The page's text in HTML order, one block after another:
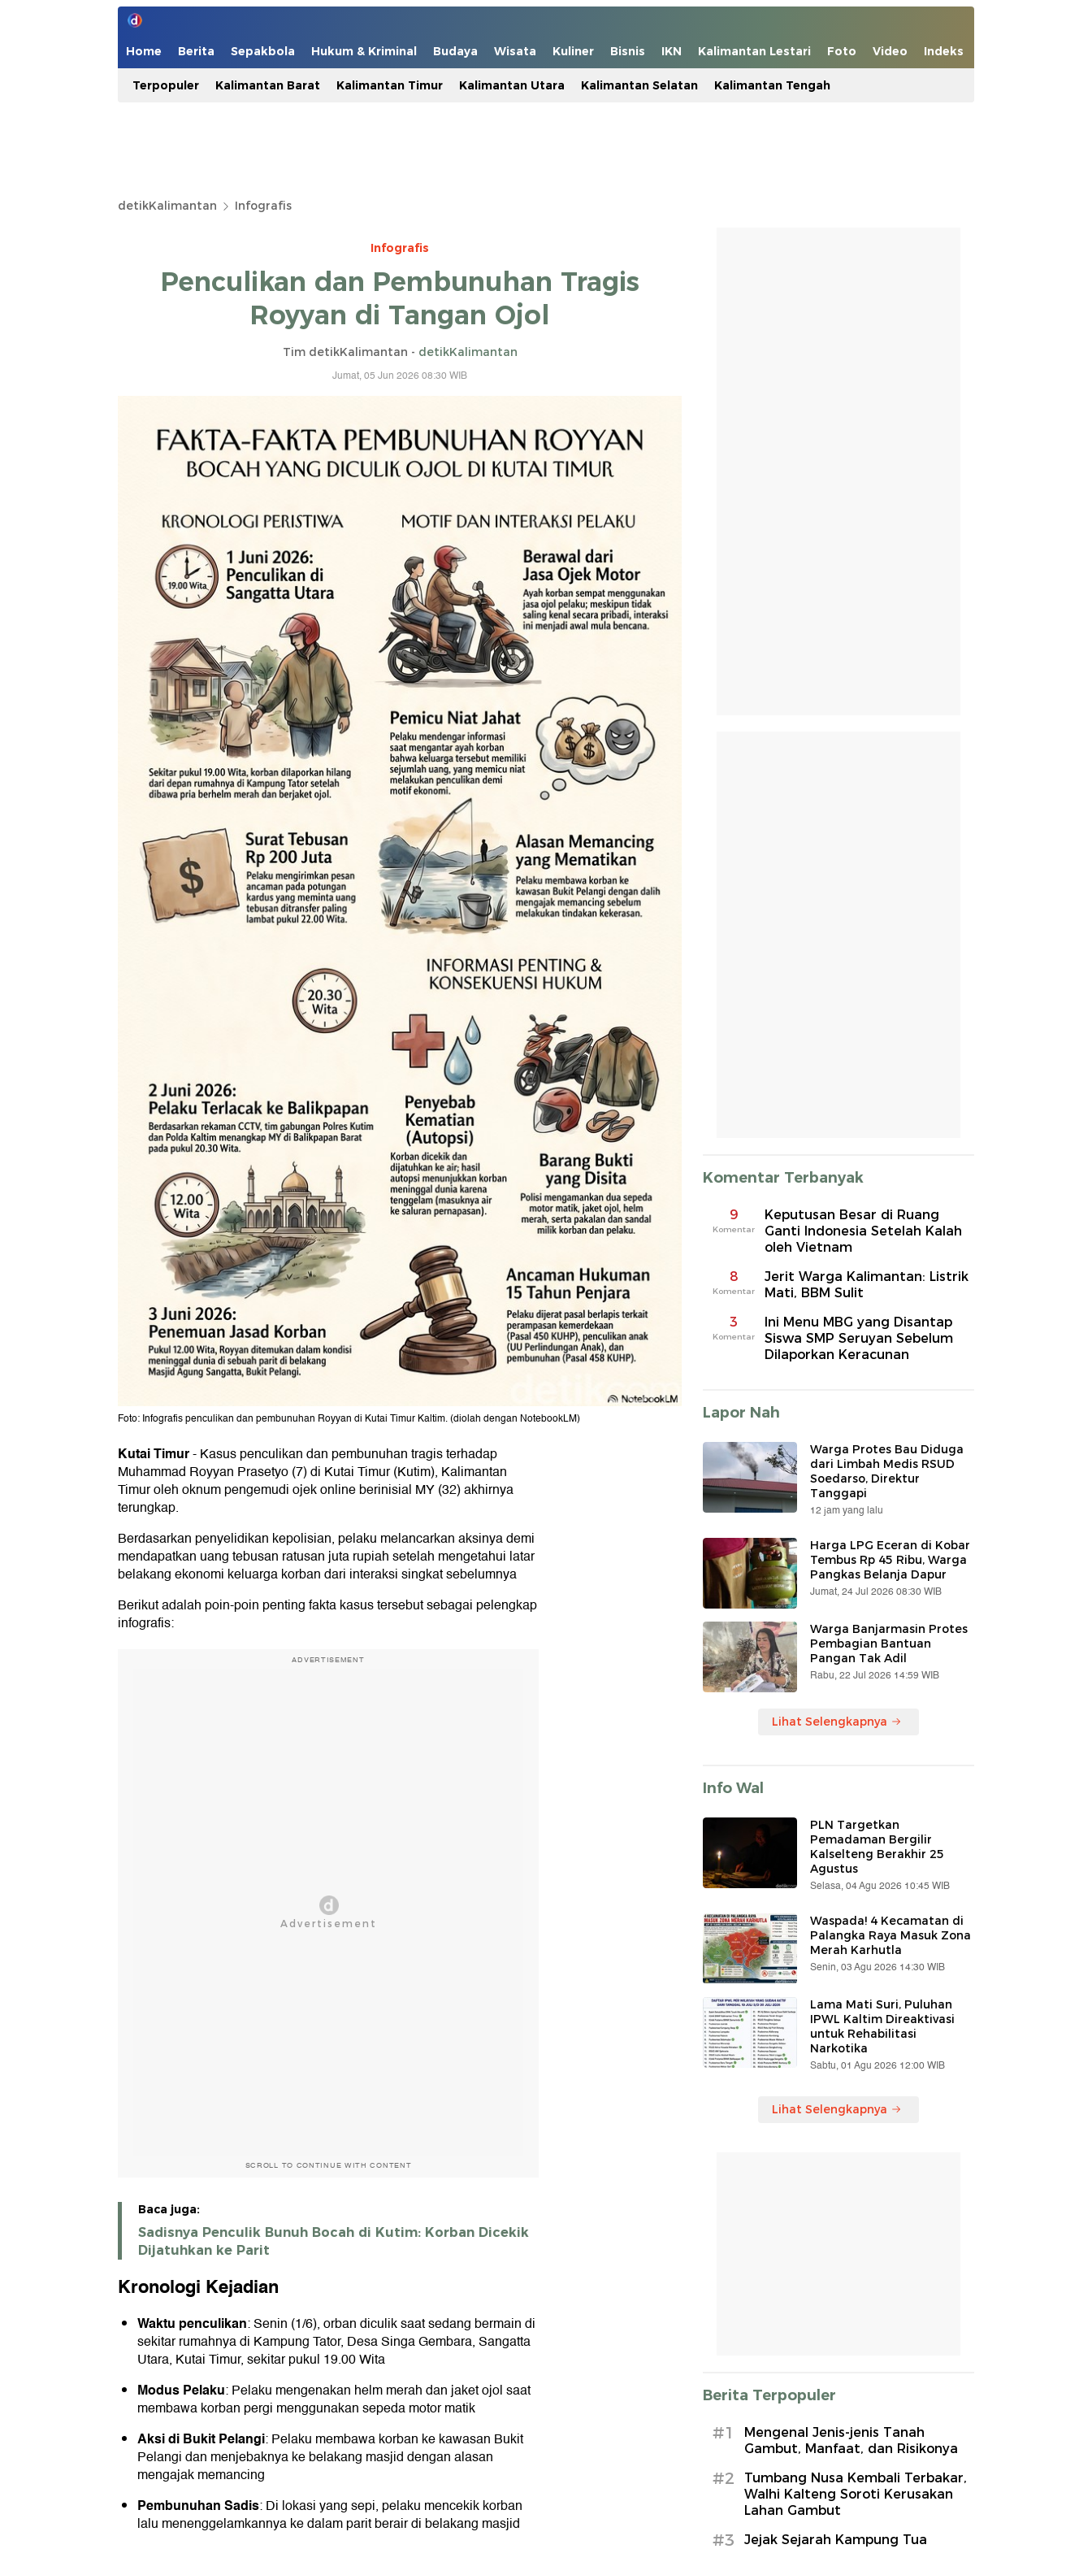
Home Berita Sepakbola Hukum & Kriminal Budaya Wisata Kuliner Bisnis IKN Kalimantan Lestari Foto Video Indeks
Terpopuler Kalimantan Barat Kalimantan Timur Kalimantan Utara Kalimantan Selatan Kalimantan Tengah
detikKalimantan Infografis
Infografis
Penculikan dan Pembunuhan Tragis
Royyan di Tangan Ojol
Tim detikKalimantan - detikKalimantan
Jumat, 05 Jun 2026 08:30 WIB
Foto: Infografis penculikan dan pembunuhan Royyan di Kutai Timur Kaltim. (diolah dengan NotebookLM)
Kutai Timur-Kasus penculikan dan pembunuhan tragis terhadap
Muhammad Royyan Prasetyo (7) di Kutai Timur (Kutim), Kalimantan
Timur oleh oknum pengemudi ojek online berinisial MY (32) akhirnya
terungkap.
Berdasarkan penyelidikan kepolisian, pelaku melancarkan aksinya demi
mendapatkan uang tebusan ratusan juta rupiah setelah mengetahui latar
belakang ekonomi keluarga korban dari interaksi singkat sebelumnya
Berikut adalah poin-poin penting fakta kasus tersebut sebagai pelengkap
infografis:
ADVERTISEMENT
SCROLL TO CONTINUE WITH CONTENT
Baca juga:
Sadisnya Penculik Bunuh Bocah di Kutim: Korban Dicekik
Dijatuhkan ke Parit
Kronologi Kejadian
Waktu penculikan: Senin (1/6), orban diculik saat sedang bermain di
sekitar rumahnya di Kampung Tator, Desa Singa Gembara, Sangatta
Utara, Kutai Timur, sekitar pukul 19.00 Wita
Modus Pelaku: Pelaku mengenakan helm merah dan jaket ojol saat
membawa korban pergi menggunakan sepeda motor matik
Aksi di Bukit Pelangi: Pelaku membawa korban ke kawasan Bukit
Pelangi dan menjebaknya ke belakang masjid dengan alasan
mengajak memancing
Pembunuhan Sadis: Di lokasi yang sepi, pelaku mencekik korban
lalu menenggelamkannya ke dalam parit berair di belakang masjid
Komentar Terbanyak
9
Komentar
Keputusan Besar di Ruang
Ganti Indonesia Setelah Kalah
oleh Vietnam
8
Komentar
Jerit Warga Kalimantan: Listrik
Mati, BBM Sulit
3
Komentar
Ini Menu MBG yang Disantap
Siswa SMP Seruyan Sebelum
Dilaporkan Keracunan
Lapor Nah
Warga Protes Bau Diduga
dari Limbah Medis RSUD
Soedarso, Direktur
Tanggapi
12 jam yang lalu
Harga LPG Eceran di Kobar
Tembus Rp 45 Ribu, Warga
Pangkas Belanja Dapur
Jumat, 24 Jul 2026 08:30 WIB
Warga Banjarmasin Protes
Pembagian Bantuan
Pangan Tak Adil
Rabu, 22 Jul 2026 14:59 WIB
Lihat Selengkapnya
Info Wal
PLN Targetkan
Pemadaman Bergilir
Kalselteng Berakhir 25
Agustus
Selasa, 04 Agu 2026 10:45 WIB
Waspada! 4 Kecamatan di
Palangka Raya Masuk Zona
Merah Karhutla
Senin, 03 Agu 2026 14:30 WIB
Lama Mati Suri, Puluhan
IPWL Kaltim Direaktivasi
untuk Rehabilitasi
Narkotika
Sabtu, 01 Agu 2026 12:00 WIB
Lihat Selengkapnya
Berita Terpopuler
#1
Mengenal Jenis-jenis Tanah
Gambut, Manfaat, dan Risikonya
#2
Tumbang Nusa Kembali Terbakar,
Walhi Kalteng Soroti Kerusakan
Lahan Gambut
#3
Jejak Sejarah Kampung Tua